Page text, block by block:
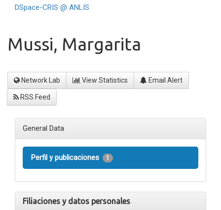
DSpace-CRIS @ ANLIS
Mussi, Margarita
Network Lab View Statistics Email Alert
RSS Feed
General Data
Perfil y publicaciones 1
Filiaciones y datos personales